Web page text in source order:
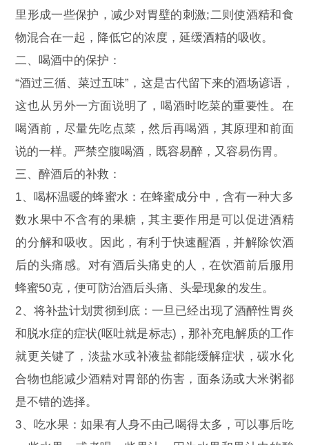
里形成一些保护，减少对胃壁的刺激;二则使酒精和食
物混合在一起，降低它的浓度，延缓酒精的吸收。
二、喝酒中的保护：
“酒过三循、菜过五味”，这是古代留下来的酒场谚语，
这也从另外一方面说明了，喝酒时吃菜的重要性。在
喝酒前，尽量先吃点菜，然后再喝酒，其原理和前面
说的一样。严禁空腹喝酒，既容易醉，又容易伤胃。
三、醉酒后的补救：
1、喝杯温暖的蜂蜜水：在蜂蜜成分中，含有一种大多
数水果中不含有的果糖，其主要作用是可以促进酒精
的分解和吸收。因此，有利于快速醒酒，并解除饮酒
后的头痛感。对有酒后头痛史的人，在饮酒前后服用
蜂蜜50克，便可防治酒后头痛、头晕现象的发生。
2、将补盐计划贯彻到底：一旦已经出现了酒醉性胃炎
和脱水症的症状(呕吐就是标志)，那补充电解质的工作
就更关键了，淡盐水或补液盐都能缓解症状，碳水化
合物也能减少酒精对胃部的伤害，面条汤或大米粥都
是不错的选择。
3、吃水果：如果有人身不由己喝得太多，可以事后吃